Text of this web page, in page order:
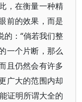
，在衡量一种精
前的效果，而是
的：“倘若我们整
一个片断，那么
且仍然会有许多
广大的范围内却
证明所谓大全的